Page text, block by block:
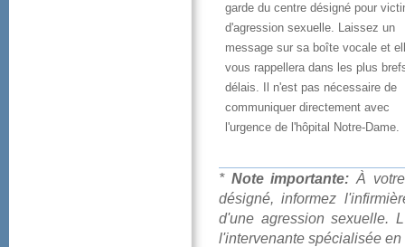
d'agressionsexuelle.Laissezun
délais.Iln'estpasnécessairede
communiquerdirectementavec
l'urgencedel'hôpitalNotre-Dame.
* Noteimportante: